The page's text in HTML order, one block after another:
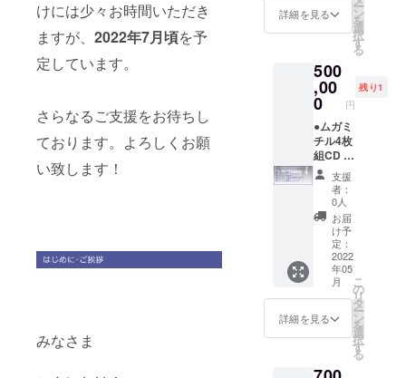
けには少々お時間いただき
ますが、 2022年7月頃を予
定しています。
さらなるご支援をお待ちし
ております。よろしくお願
い致します！
みなさま
スツ
アーの
内だけ
でな
く、お
好きな
会場で
のライ
ブ1回に
ご招待
いたし
ます。
ライブ
の詳
細、選
択方法
につき
まして
は、後
日決定
次第
にてお
ファ
ベット
す。備
考欄に
ご希望
のタイ
トルの
記入を
よろし
くお願
い致し
ます。
いくつ
か候補
を挙げ
ていた
だき、
その中
から1曲
分を必
ず採用
（どの
詳細を見る ー
ン
を
選
択
す
る
500
,00
0 円
残り1
●ムガミ
チル4枚
組CD ●
アルバ
ムタイ
トルの
命名権
（限定1
名） ア
ルバム
タイト
ルはア
ルファ
ベット
表記と
考欄に
支援
者：
0人
お届
け予
定：
2022
年05
月
詳細を見る
こ
の
リ
タ
ー
ン
を
選
択
す
る